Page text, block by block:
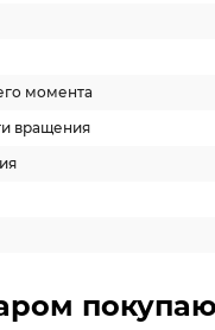
момента
вращения